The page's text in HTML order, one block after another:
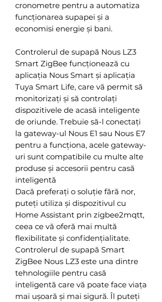
cronometre pentru a automatiza
funcționarea supapei și a
economisi energie și bani.
Controlerul de supapă Nous LZ3
Smart ZigBee funcționează cu
aplicația Nous Smart și aplicația
Tuya Smart Life, care vă permit să
monitorizați și să controlați
dispozitivele de acasă inteligente
de oriunde. Trebuie să-l conectați
la gateway-ul Nous E1 sau Nous E7
pentru a funcționa, acele gateway-
uri sunt compatibile cu multe alte
produse și accesorii pentru casă
inteligentă
Dacă preferați o soluție fără nor,
puteți utiliza și dispozitivul cu
Home Assistant prin zigbee2mqtt,
ceea ce vă oferă mai multă
flexibilitate și confidențialitate.
Controlerul de supapă Smart
ZigBee Nous LZ3 este una dintre
tehnologiile pentru casă
inteligentă care vă poate face viața
mai ușoară și mai sigură. Îl puteți